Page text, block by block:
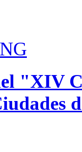
"XIV